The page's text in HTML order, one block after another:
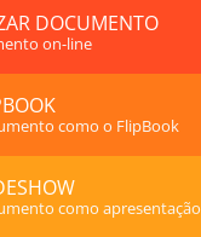
DOCUMENTO
on-line
como o FlipBook
como